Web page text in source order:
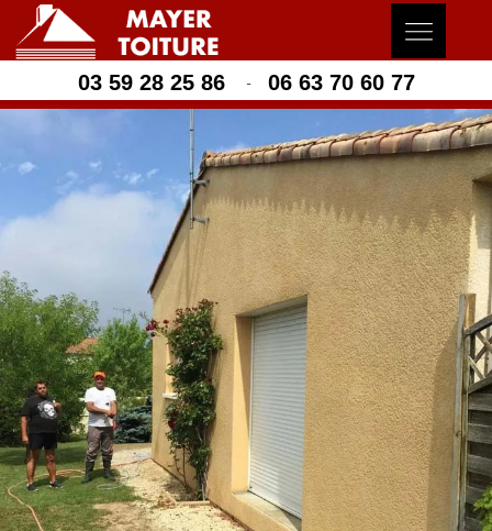
03 59 28 25 86 - 06 63 70 60 77